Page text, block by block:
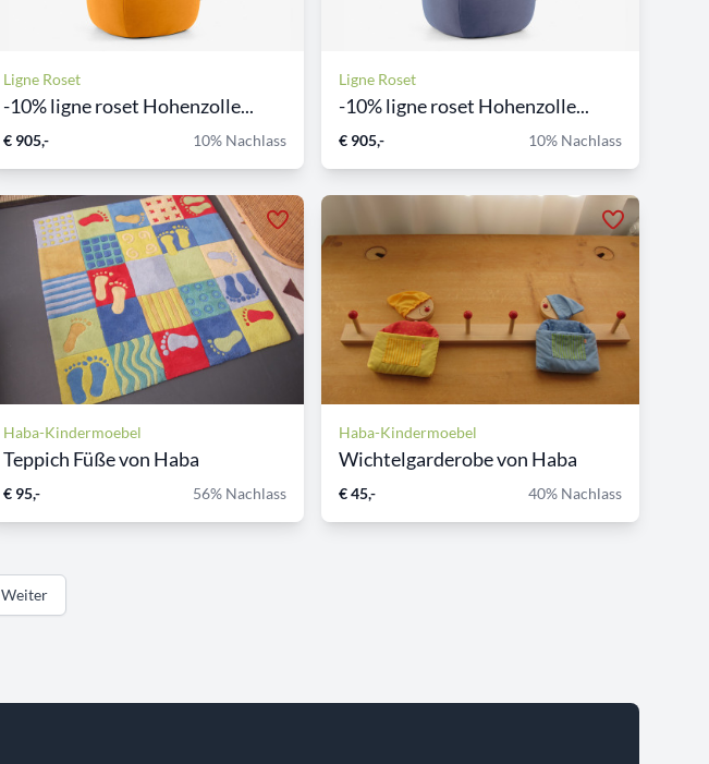
Ligne Roset
-10% ligne roset Hohenzolle...
€ 905,- 10% Nachlass
Ligne Roset
-10% ligne roset Hohenzolle...
€ 905,- 10% Nachlass
Haba-Kindermoebel
Teppich Füße von Haba
€ 95,- 56% Nachlass
Haba-Kindermoebel
Wichtelgarderobe von Haba
€ 45,- 40% Nachlass
Weiter